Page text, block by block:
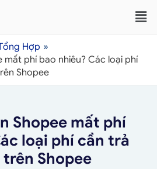
Hợp
mất phí bao nhiêu? Các loại phí
Shopee
Shopee mất phí
loại phí cần trả
Shopee